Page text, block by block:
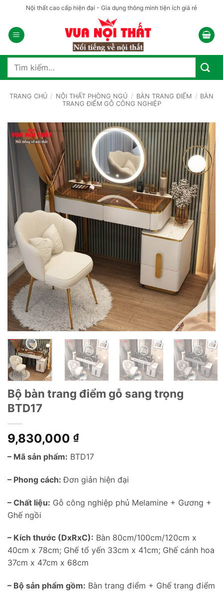
nội
dung
Nội thất cao cấp hiện đại - Gia dụng thông minh tiện ích giá rẻ
Tìm
TRANG CHỦ / NỘI THẤT PHÒNG NGỦ / BÀN TRANG ĐIỂM / BÀN
TRANG ĐIỂM GỖ CÔNG NGHIỆP
Bộ bàn trang điểm gỗ sang trọng
BTD17
9,830,000 ₫
– Mã sản phẩm: BTD17
– Phong cách:Đơn giản hiện đại
– Chất liệu: Gỗ công nghiệp phủ Melamine + Gương +
Ghế ngồi
– Kích thước (DxRxC): Bàn 80cm/100cm/120cm x
40cm x 78cm; Ghế tổ yến 33cm x 41cm; Ghế cánh hoa
37cm x 47cm x 68cm
– Bộ sản phẩm gồm: Bàn trang điểm + Ghế trang điểm